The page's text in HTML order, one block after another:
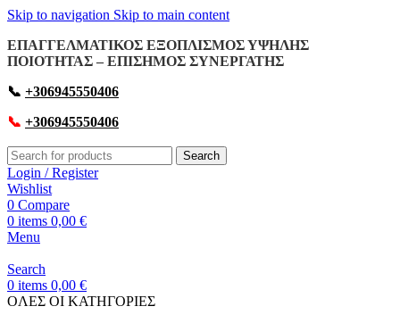
Skip to navigation Skip to main content
ΕΠΑΓΓΕΛΜΑΤΙΚΟΣ ΕΞΟΠΛΙΣΜΟΣ ΥΨΗΛΗΣ
ΠΟΙΟΤΗΤΑΣ – ΕΠΙΣΗΜΟΣ ΣΥΝΕΡΓΑΤΗΣ
📞 +306945550406
📞 +306945550406
Search
Login / Register
Wishlist
0 Compare
0 items 0,00 €
Menu
Search
0 items 0,00 €
OΛΕΣ ΟΙ ΚΑΤΗΓΟΡΙΕΣ